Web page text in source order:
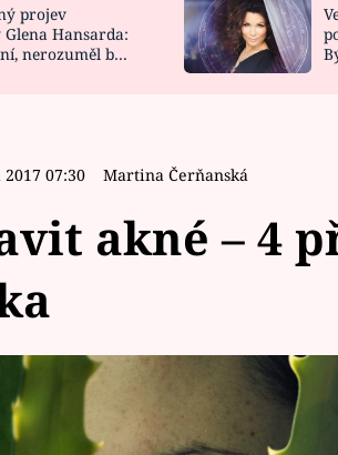
NOVINKY
projev
Hansarda:
nerozuměl by
07:30 Martina Čerňanská
akné – 4